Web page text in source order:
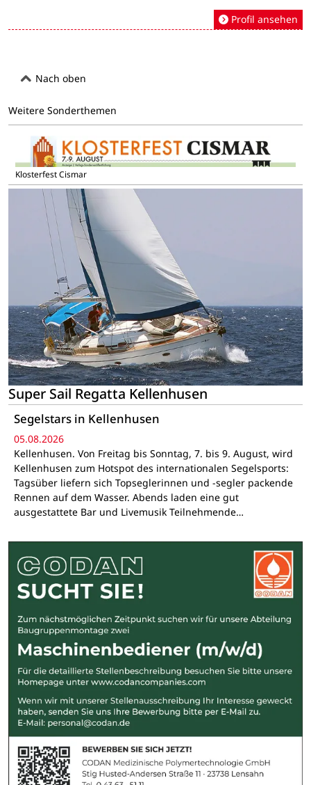
Profil ansehen
Nach oben
Weitere Sonderthemen
Klosterfest Cismar
Super Sail Regatta Kellenhusen
Segelstars in Kellenhusen
05.08.2026
Kellenhusen. Von Freitag bis Sonntag, 7. bis 9. August, wird
Kellenhusen zum Hotspot des internationalen Segelsports:
Tagsüber liefern sich Topseglerinnen und -segler packende
Rennen auf dem Wasser. Abends laden eine gut
ausgestattete Bar und Livemusik Teilnehmende…